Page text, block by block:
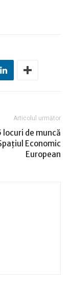
Articolul următor
locuri de muncă
Economic
European